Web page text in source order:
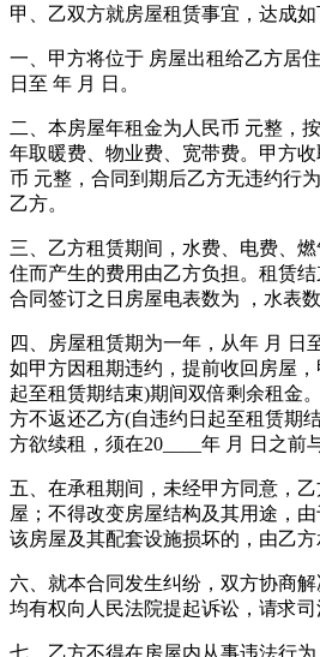
甲、乙双方就房屋租赁事宜，达成如
一、甲方将位于 房屋出租给乙方居
日至 年 月 日。
二、本房屋年租金为人民币 元整，
年取暖费、物业费、宽带费。甲方
币 元整，合同到期后乙方无违约行
乙方。
三、乙方租赁期间，水费、电费、
住而产生的费用由乙方负担。租赁结
合同签订之日房屋电表数为 ，水表数
四、房屋租赁期为一年，从年 月 日
如甲方因租期违约，提前收回房屋
起至租赁期结束)期间双倍剩余租金
方不返还乙方(自违约日起至租赁期
方欲续租，须在20____年 月 日之前
五、在承租期间，未经甲方同意，
屋；不得改变房屋结构及其用途，
该房屋及其配套设施损坏的，由乙方
六、就本合同发生纠纷，双方协商
均有权向人民法院提起诉讼，请求司
七、乙方不得在房屋内从事违法行